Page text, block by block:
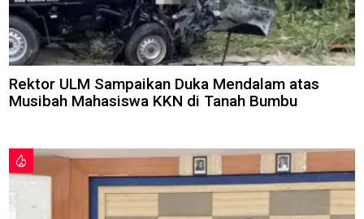
Rektor ULM Sampaikan Duka Mendalam atas
Musibah Mahasiswa KKN di Tanah Bumbu